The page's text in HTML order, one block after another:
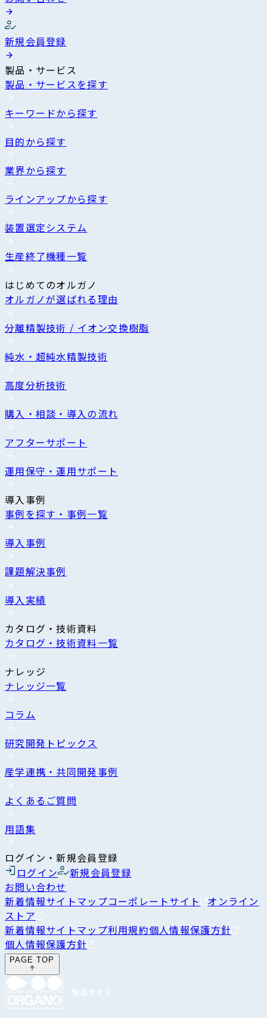
新規会員登録
製品・サービス
製品・サービスを探す
キーワードから探す
目的から探す
業界から探す
ラインアップから探す
装置選定システム
生産終了機種一覧
はじめてのオルガノ
オルガノが選ばれる理由
分離精製技術 / イオン交換樹脂
純水・超純水精製技術
高度分析技術
購入・相談・導入の流れ
アフターサポート
運用保守・運用サポート
導入事例
事例を探す・事例一覧
導入事例
課題解決事例
導入実績
カタログ・技術資料
カタログ・技術資料一覧
ナレッジ
ナレッジ一覧
コラム
研究開発トピックス
産学連携・共同開発事例
よくあるご質問
用語集
ログイン・新規会員登録
ログイン
新規会員登録
お問い合わせ
新着情報サイトマップコーポレートサイト オンライン
ストア
新着情報サイトマップ利用規約個人情報保護方針
個人情報保護方針
PAGE TOP